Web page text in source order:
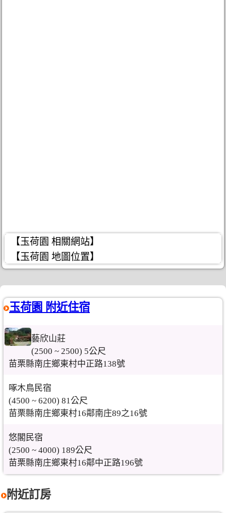
【玉荷園 相關網站】
【玉荷園 地圖位置】
玉荷園 附近住宿
藝欣山莊
(2500 ~ 2500) 5公尺
苗栗縣南庄鄉東村中正路138號
啄木鳥民宿
(4500 ~ 6200) 81公尺
苗栗縣南庄鄉東村16鄰南庄89之16號
悠閣民宿
(2500 ~ 4000) 189公尺
苗栗縣南庄鄉東村16鄰中正路196號
附近訂房